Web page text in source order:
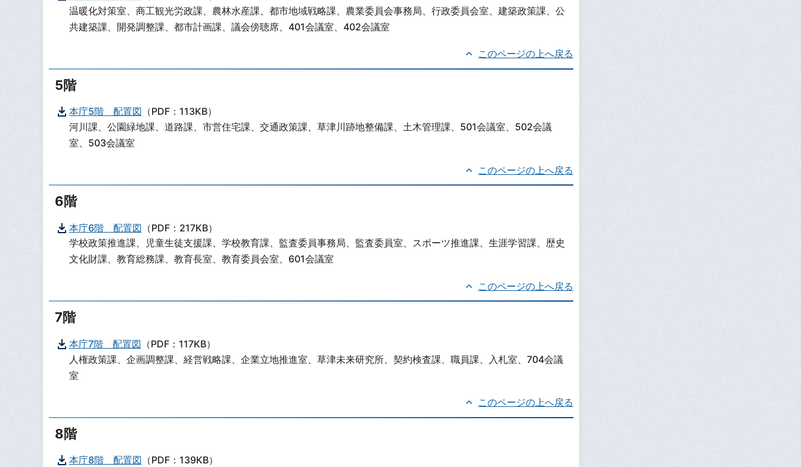
温暖化対策室、商工観光労政課、農林水産課、都市地域戦略課、農業委員会事務局、行政委員会室、建築政策課、公
共建築課、開発調整課、都市計画課、議会傍聴席、401会議室、402会議室
このページの上へ戻る
5階
本庁5階 配置図 （PDF：113KB）
河川課、公園緑地課、道路課、市営住宅課、交通政策課、草津川跡地整備課、土木管理課、501会議室、502会議
室、503会議室
このページの上へ戻る
6階
本庁6階 配置図 （PDF：217KB）
学校政策推進課、児童生徒支援課、学校教育課、監査委員事務局、監査委員室、スポーツ推進課、生涯学習課、歴史
文化財課、教育総務課、教育長室、教育委員会室、601会議室
このページの上へ戻る
7階
本庁7階 配置図 （PDF：117KB）
人権政策課、企画調整課、経営戦略課、企業立地推進室、草津未来研究所、契約検査課、職員課、入札室、704会議
室
このページの上へ戻る
8階
本庁8階 配置図 （PDF：139KB）